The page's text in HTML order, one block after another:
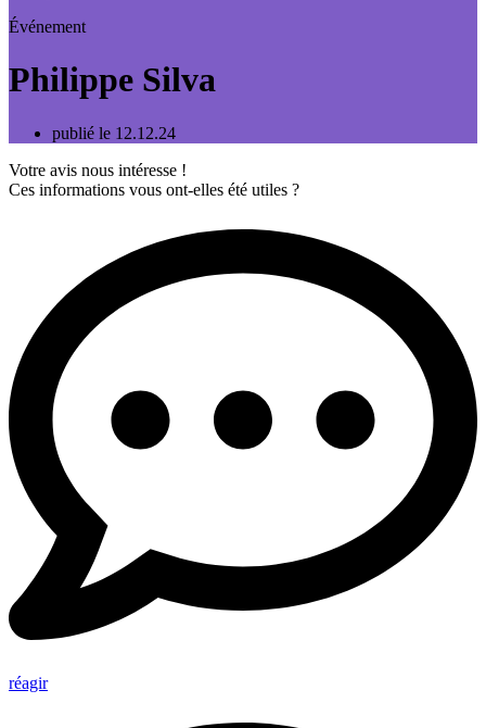
Événement
Philippe Silva
publié le 12.12.24
Votre avis nous intéresse !
Ces informations vous ont-elles été utiles ?
réagir